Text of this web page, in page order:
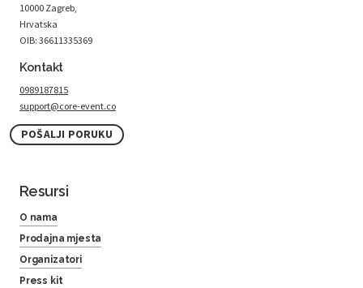
10000 Zagreb,
Hrvatska
OIB: 36611335369
Kontakt
0989187815
support@core-event.co
POŠALJI PORUKU
Resursi
O nama
Prodajna mjesta
Organizatori
Press kit